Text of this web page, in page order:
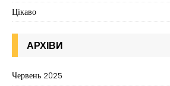
Цікаво
АРХІВИ
Червень 2025